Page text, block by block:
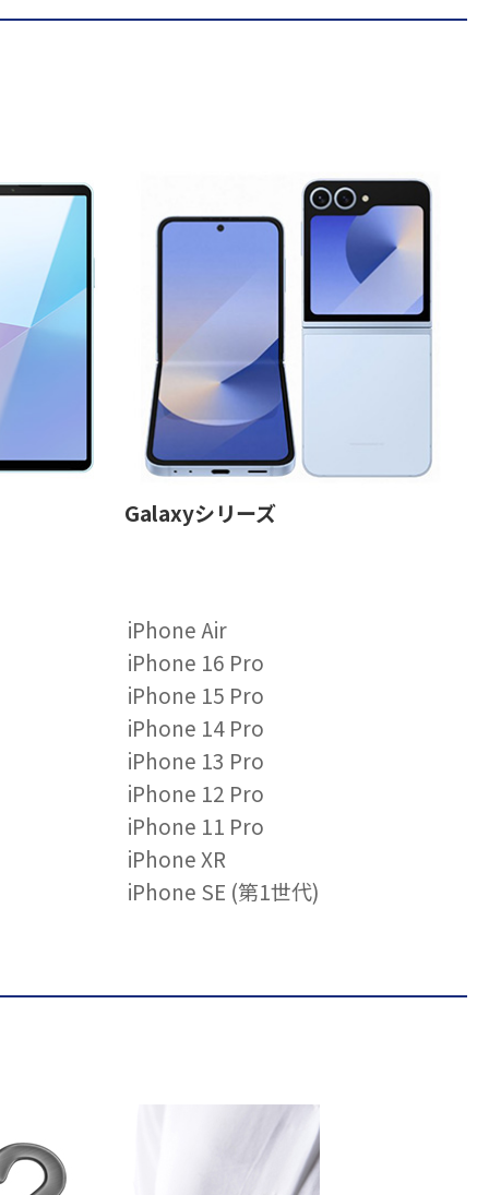
Galaxyシリーズ
iPhone Air
iPhone 16 Pro
iPhone 15 Pro
iPhone 14 Pro
iPhone 13 Pro
iPhone 12 Pro
iPhone 11 Pro
iPhone XR
iPhone SE (第1世代)